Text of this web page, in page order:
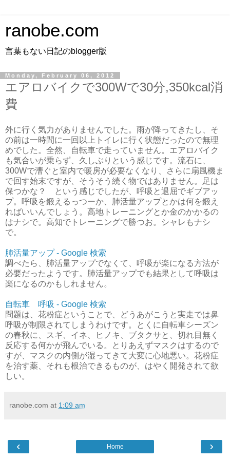
ranobe.com
言葉もない日記のblogger版
Monday, February 06, 2012
エアロバイクで300Wで30分,350kcal消
費
外に行く気力がありませんでした。雨が降ってきたし、そ
の前は一時間に一回以上トイレに行く状態だったので無理
めでした。全然、自転車で走っていません。エアロバイク
も気合いが乗らず、久しぶりという感じです。流石に、
300Wで漕ぐと室内で暖房が必要なくなり、さらに扇風機ま
で回す始末ですが、そうそう続く物ではありません。足は
保つかな？ という感じでしたが、呼吸と退屈でギブアッ
プ。呼吸を鍛えるっつーか、肺活量アップとかは何を鍛え
ればいいんでしょう。高地トレーニングとか金のかかるの
はナシで。高知でトレーニングで勝つお。シャレもナシ
で。
肺活量アップ - Google 検索
調べたら、肺活量アップでなくて、呼吸が楽になる方法が
必要だったようです。肺活量アップでも結果として呼吸は
楽になるのかもしれません。
自転車 呼吸 - Google 検索
問題は、花粉症ということで、どうあがこうと実走では鼻
呼吸が制限されてしまうわけです。とくに自転車シーズン
の春秋に、スギ、イネ、ヒノキ、ブタクサと、切れ目無く
反応する何かが飛んでいる。とりあえずマスクはするので
すが、マスクの内側が湿ってきて大変に心地悪い。花粉症
を治す薬、それも根治できるものが、はやく開発されて欲
しい。
ranobe.com at 1:09 am
‹ ›
Home